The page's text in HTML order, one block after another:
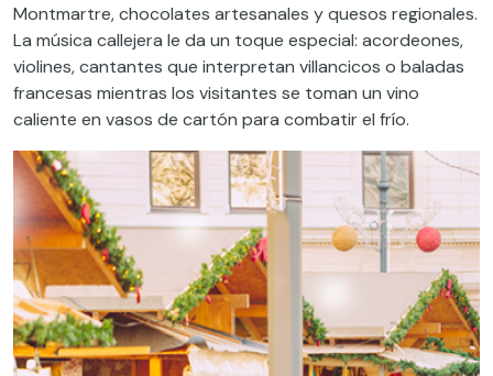
Montmartre, chocolates artesanales y quesos regionales.
La música callejera le da un toque especial: acordeones,
violines, cantantes que interpretan villancicos o baladas
francesas mientras los visitantes se toman un vino
caliente en vasos de cartón para combatir el frío.